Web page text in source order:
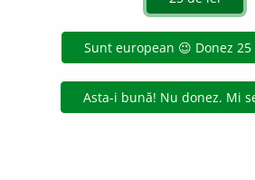
anumit ton. 4. a sintoniza. (<fr.
acțiuni
Copyright © 2004-2026 dexonline
datelor de pe acest site, inclusiv prin orice
nostru prealabil scris, cu excepția seturilor de